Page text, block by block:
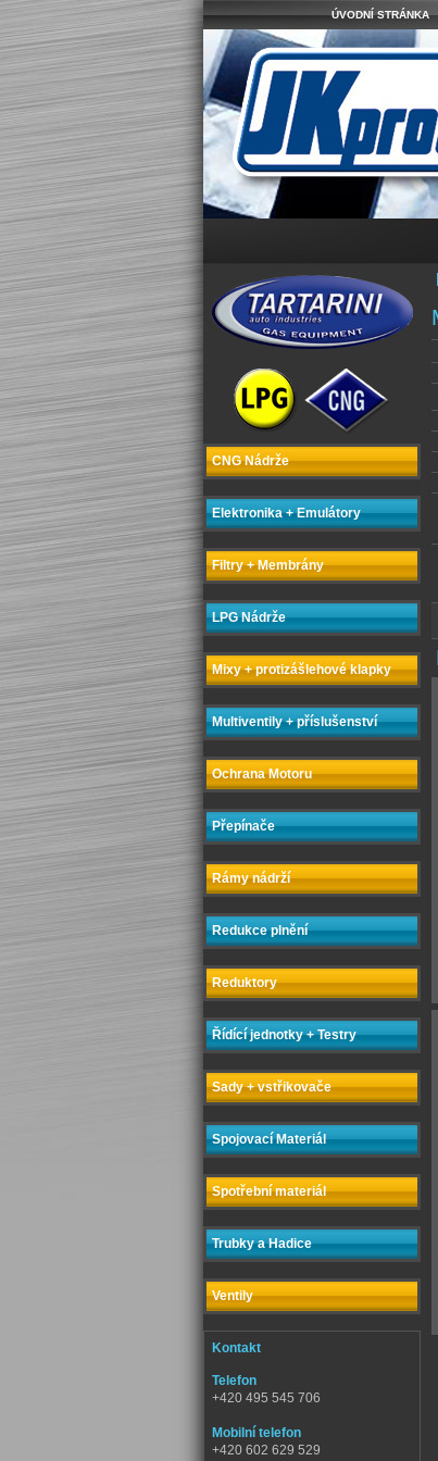
ÚVODNÍ STRÁNKA
CNG Nádrže
Elektronika + Emulátory
Filtry + Membrány
LPG Nádrže
Mixy + protizášlehové klapky
Multiventily + příslušenství
Ochrana Motoru
Přepínače
Rámy nádrží
Redukce plnění
Reduktory
Řídící jednotky + Testry
Sady + vstřikovače
Spojovací Materiál
Spotřební materiál
Trubky a Hadice
Ventily
Kontakt
Telefon
+420 495 545 706
Mobilní telefon
+420 602 629 529